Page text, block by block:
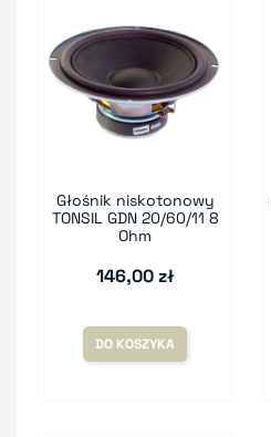
Głośnik niskotonowy
TONSIL GDN 20/60/11 8
Ohm
146,00 zł
DO KOSZYKA